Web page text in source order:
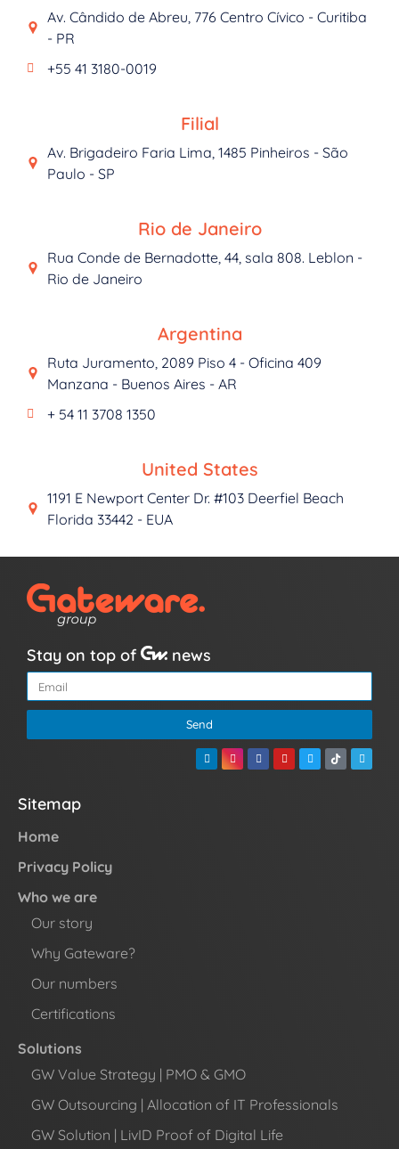
Av. Cândido de Abreu, 776 Centro Cívico - Curitiba
- PR
+55 41 3180-0019
Filial
Av. Brigadeiro Faria Lima, 1485 Pinheiros - São
Paulo - SP
Rio de Janeiro
Rua Conde de Bernadotte, 44, sala 808. Leblon -
Rio de Janeiro
Argentina
Ruta Juramento, 2089 Piso 4 - Oficina 409
Manzana - Buenos Aires - AR
+ 54 11 3708 1350
United States
1191 E Newport Center Dr. #103 Deerfiel Beach
Florida 33442 - EUA
Stay on top of news
Send
Sitemap
Home
Privacy Policy
Who we are
Our story
Why Gateware?
Our numbers
Certifications
Solutions
GW Value Strategy | PMO & GMO
GW Outsourcing | Allocation of IT Professionals
GW Solution | LivID Proof of Digital Life